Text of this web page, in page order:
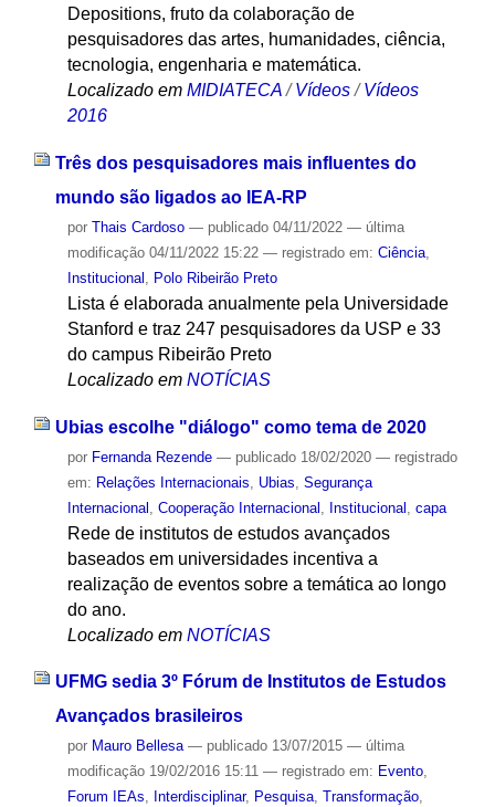
Depositions, fruto da colaboração de
pesquisadores das artes, humanidades, ciência,
tecnologia, engenharia e matemática.
Localizado em MIDIATECA /Vídeos /Vídeos
2016
Três dos pesquisadores mais influentes do
mundo são ligados ao IEA-RP
por Thais Cardoso — publicado04/11/2022 — última
modificação04/11/2022 15:22 — registrado em: Ciência,
Institucional , Polo Ribeirão Preto
Lista é elaborada anualmente pela Universidade
Stanford e traz 247 pesquisadores da USP e 33
do campus Ribeirão Preto
Localizado em NOTÍCIAS
Ubias escolhe "diálogo" como tema de 2020
por Fernanda Rezende — publicado18/02/2020 — registrado
em: Relações Internacionais Ubias Segurança
Internacional Cooperação Internacional Institucional capa
Rede de institutos de estudos avançados
baseados em universidades incentiva a
realização de eventos sobre a temática ao longo
do ano.
Localizado em NOTÍCIAS
UFMG sedia 3º Fórum de Institutos de Estudos
Avançados brasileiros
por Mauro Bellesa — publicado13/07/2015 — última
modificação19/02/2016 15:11 — registrado em: Evento,
Forum IEAs, Interdisciplinar, Pesquisa, Transformação,